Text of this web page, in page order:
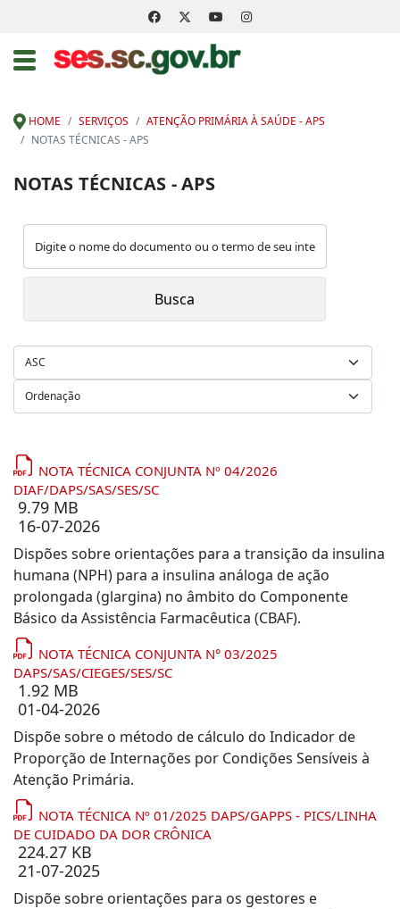
HOME SERVIÇOS
ATENÇÃO PRIMÁRIA À SAÚDE - APS
NOTAS TÉCNICAS - APS
NOTAS TÉCNICAS - APS
NOTA TÉCNICA CONJUNTA Nº 04/2026
DIAF/DAPS/SAS/SES/SC
9.79 MB
16-07-2026
Dispões sobre orientações para a transição da insulina
humana (NPH) para a insulina análoga de ação
prolongada (glargina) no âmbito do Componente
Básico da Assistência Farmacêutica (CBAF).
NOTA TÉCNICA CONJUNTA N° 03/2025
DAPS/SAS/CIEGES/SES/SC
1.92 MB
01-04-2026
Dispõe sobre o método de cálculo do Indicador de
Proporção de Internações por Condições Sensíveis à
Atenção Primária.
NOTA TÉCNICA Nº 01/2025 DAPS/GAPPS - PICS/LINHA
DE CUIDADO DA DOR CRÔNICA
224.27 KB
21-07-2025
Dispõe sobre orientações para os gestores e